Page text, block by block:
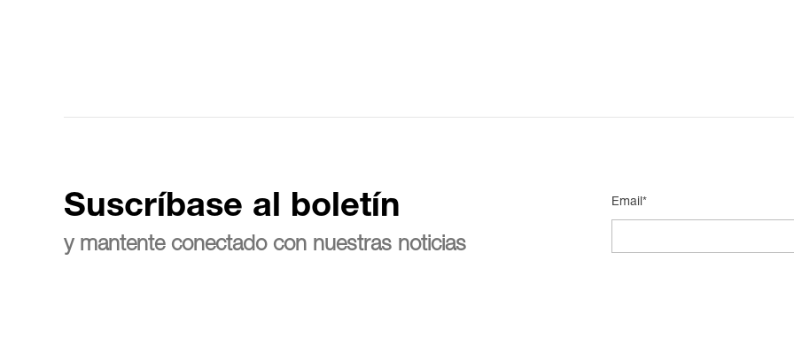
Suscríbase al boletín
y mantente conectado con nuestras noticias
Email*